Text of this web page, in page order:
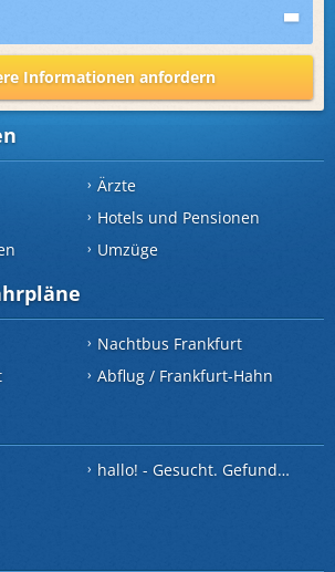
Informationen anfordern
Ärzte
Hotels und Pensionen
Umzüge
Nachtbus Frankfurt
Abflug / Frankfurt-Hahn
hallo! - Gesucht. Gefunden.